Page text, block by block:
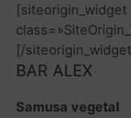
[siteorigin_widget
[/
BAR ALEX
Samusa vegetal